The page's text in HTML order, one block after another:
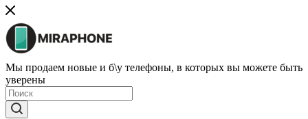
Мы продаем новые и б\у телефоны, в которых вы можете быть
уверены